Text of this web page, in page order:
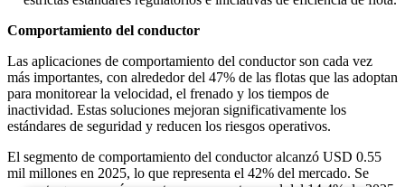
Comportamiento del conductor
Las aplicaciones de comportamiento del conductor son cada vez
más importantes, con alrededor del 47% de las flotas que las adoptan
para monitorear la velocidad, el frenado y los tiempos de
inactividad. Estas soluciones mejoran significativamente los
estándares de seguridad y reducen los riesgos operativos.
El segmento de comportamiento del conductor alcanzó USD 0.55
mil millones en 2025, lo que representa el 42% del mercado. Se